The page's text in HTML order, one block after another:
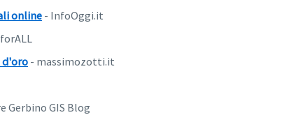
online- InfoOggi.it
d'oro - massimozotti.it
Gerbino GIS Blog